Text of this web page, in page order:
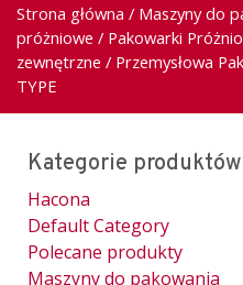
Strona główna / Maszyny do
próżniowe / Pakowarki
zewnętrzne / Przemysłowa
TYPE
Kategorie produktów
Hacona
Default Category
Polecane produkty
Maszyny do pakowania